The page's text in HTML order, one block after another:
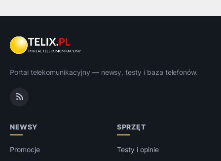
Portal telekomunikacyjny — newsy, testy i baza telefonów.
NEWSY
Promocje
SPRZĘT
Testy i opinie